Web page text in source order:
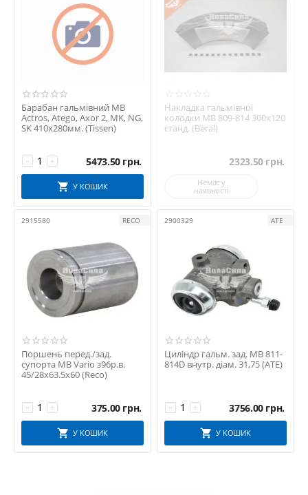
Барабан гальмівний MB
Actros, Atego, Axor 2, MK, NG,
SK 410х280мм. (Tissen)
+
− 5473.50 грн.
У КОШИК
Накладка гальмівної
колодки MB 809-814 300х120
станд. (Beral)
2323.50 грн.
Немає у
наявності
2915580 RECO
Поршень перед./зад.
супорта MB Vario з96р.в.
45/28х63.5х60 (Reco)
+
− 375.00 грн.
У КОШИК
2900329 ATE
Циліндр гальм. зад. MB 811-
814D внутр. діам. 31,75 (ATE)
+
− 3756.00 грн.
У КОШИК